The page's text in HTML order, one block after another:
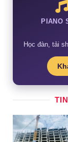
PIANO
Học đàn, tải